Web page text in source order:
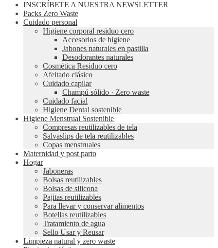
INSCRÍBETE A NUESTRA NEWSLETTER
Packs Zero Waste
Cuidado personal
Higiene corporal residuo cero
Accesorios de higiene
Jabones naturales en pastilla
Desodorantes naturales
Cosmética Residuo cero
Afeitado clásico
Cuidado capilar
Champú sólido · Zero waste
Cuidado facial
Higiene Dental sostenible
Higiene Menstrual Sostenible
Compresas reutilizables de tela
Salvaslips de tela reutilizables
Copas menstruales
Maternidad y post parto
Hogar
Jaboneras
Bolsas reutilizables
Bolsas de silicona
Pajitas reutilizables
Para llevar y conservar alimentos
Botellas reutilizables
Tratamiento de agua
Sello Usar y Reusar
Limpieza natural y zero waste